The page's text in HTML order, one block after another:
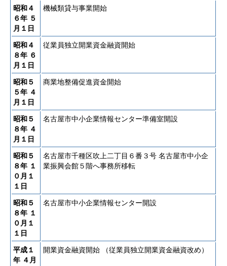
昭和４
６年 ５
月１日
機械類貸与事業開始
昭和４
８年 ６
月１日
従業員独立開業資金融資開始
昭和５
５年 ４
月１日
商業地整備促進資金開始
昭和５
８年 ４
月１日
名古屋市中小企業情報センター準備室開設
昭和５
８年 １
０月１
１日
名古屋市千種区吹上二丁目６番３号 名古屋市中小企
業振興会館５階へ事務所移転
昭和５
８年 １
０月１
１日
名古屋市中小企業情報センター開設
平成１
年 ４月
開業資金融資開始 （従業員独立開業資金融資改め）